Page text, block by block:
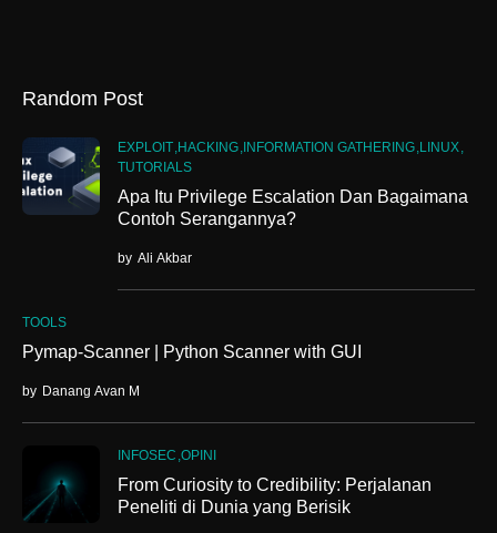
Random Post
EXPLOIT HACKING INFORMATION GATHERING LINUX
TUTORIALS
Apa Itu Privilege Escalation Dan Bagaimana
Contoh Serangannya?
by Ali Akbar
TOOLS
Pymap-Scanner | Python Scanner with GUI
by Danang Avan M
INFOSEC OPINI
From Curiosity to Credibility: Perjalanan
Peneliti di Dunia yang Berisik